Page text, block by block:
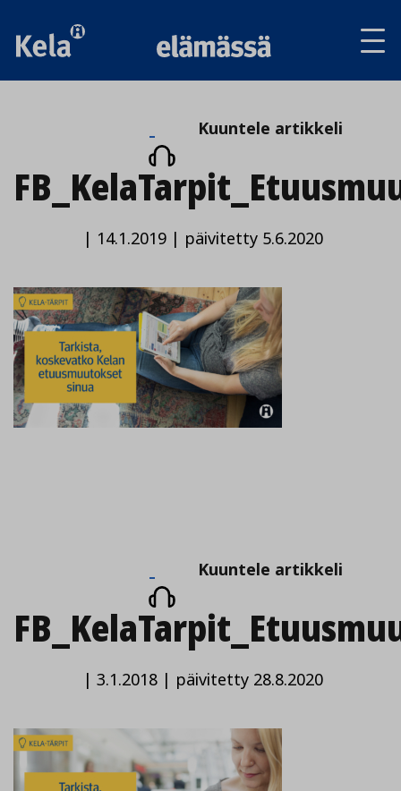
Kuuntele
artikkeli
Kuuntele artikkeli
| 14.1.2019| päivitetty 5.6.2020
Kuuntele
artikkeli
Kuuntele artikkeli
| 3.1.2018| päivitetty 28.8.2020